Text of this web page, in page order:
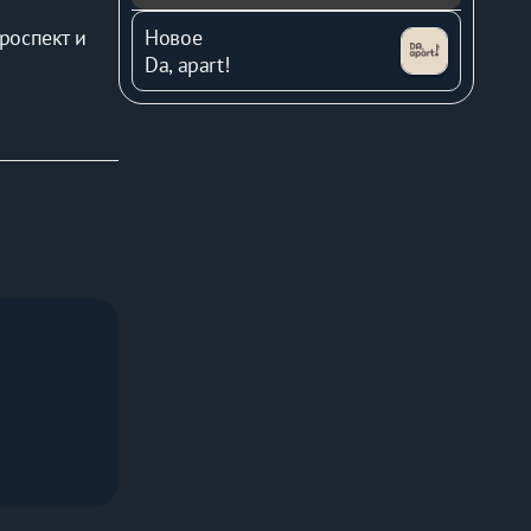
и
15 минух
Новое
Da, apart!